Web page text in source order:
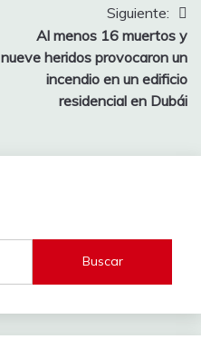
Siguiente:
Al menos 16 muertos y
nueve heridos provocaron un
incendio en un edificio
residencial en Dubái